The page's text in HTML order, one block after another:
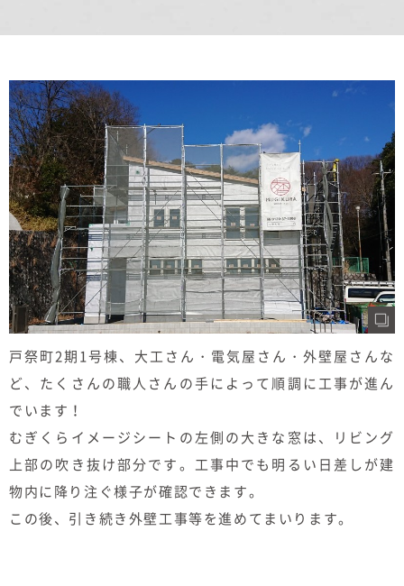
実例集・お客様の声
家づくりについて
むぎくらについて
ニュース ブログ
イベント
オーナー様Q&A
資料請求
お問い合わせ
お電話での
お問い合わ
せ
0120-37-
1806
戸祭町2期1号棟、大工さん・電気屋さん・外壁屋さんな
ど、たくさんの職人さんの手によって順調に工事が進ん
でいます！
むぎくらイメージシートの左側の大きな窓は、リビング
上部の吹き抜け部分です。工事中でも明るい日差しが建
物内に降り注ぐ様子が確認できます。
この後、引き続き外壁工事等を進めてまいります。